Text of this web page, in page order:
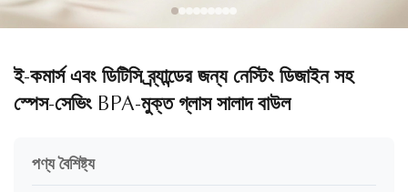
ই-কমার্স এবং ডিটিসি ব্র্যান্ডের জন্য নেস্টিং ডিজাইন সহ
স্পেস-সেভিং BPA-মুক্ত গ্লাস সালাদ বাউল
পণ্য বৈশিষ্ট্য